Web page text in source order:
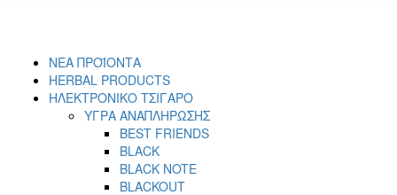
ΝΕΑ ΠΡΟΪΟΝΤΑ
HERBAL PRODUCTS
ΗΛΕΚΤΡΟΝΙΚΟ ΤΣΙΓΑΡΟ
ΥΓΡΑ ΑΝΑΠΛΗΡΩΣΗΣ
BEST FRIENDS
BLACK
BLACK NOTE
BLACKOUT